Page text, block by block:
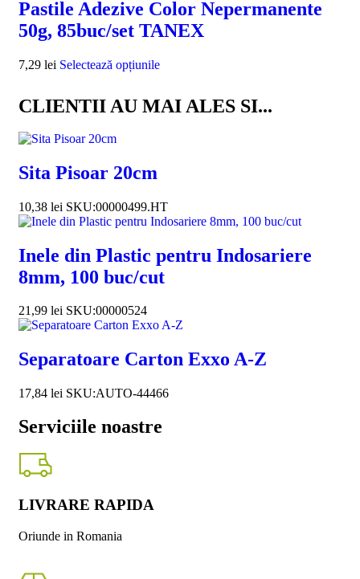
Pastile Adezive Color Nepermanente
50g, 85buc/set TANEX
7,29 lei Selectează opțiunile
CLIENTII AU MAI ALES SI...
Sita Pisoar 20cm
10,38 lei SKU:00000499.HT
Inele din Plastic pentru Indosariere
8mm, 100 buc/cut
21,99 lei SKU:00000524
Separatoare Carton Exxo A-Z
17,84 lei SKU:AUTO-44466
Serviciile noastre
LIVRARE RAPIDA
Oriunde in Romania